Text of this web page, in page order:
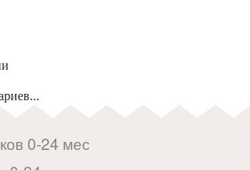
0-24 мес